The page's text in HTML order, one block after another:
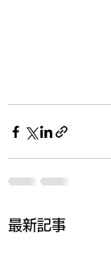
最新記事